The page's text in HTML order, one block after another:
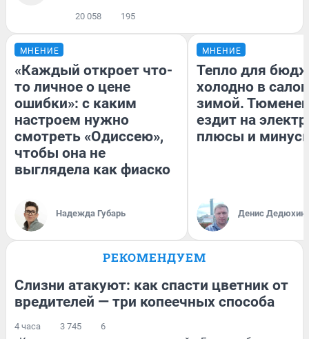
20 058 195
МНЕНИЕ
«Каждый откроет что-
то личное о цене
ошибки»: с каким
настроем нужно
смотреть «Одиссею»,
чтобы она не
выглядела как фиаско
Надежда Губарь
МНЕНИЕ
Тепло для
холодно в
зимой.
ездит на
плюсы и
Денис Дедюхин
РЕКОМЕНДУЕМ
Слизни атакуют: как спасти цветник от
вредителей — три копеечных способа
4 часа 3 745 6